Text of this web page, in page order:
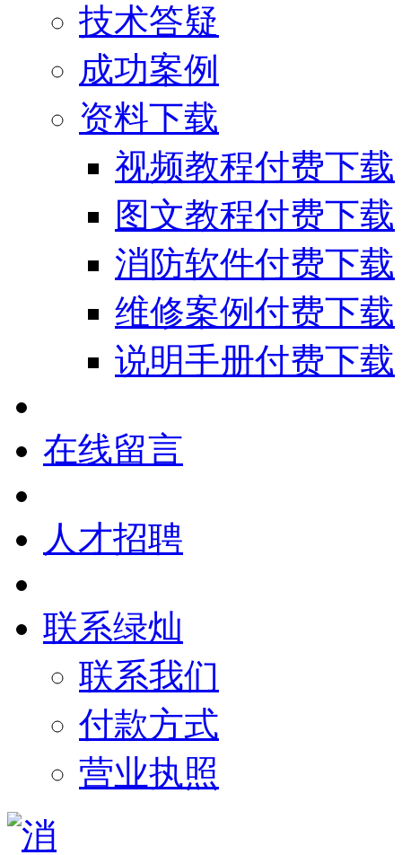
技术答疑
成功案例
资料下载
视频教程付费下载
图文教程付费下载
消防软件付费下载
维修案例付费下载
说明手册付费下载
在线留言
人才招聘
联系绿灿
联系我们
付款方式
营业执照